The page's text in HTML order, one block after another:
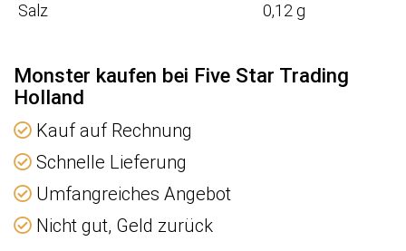
Salz
0,12 g
Monster kaufen bei Five Star Trading
Holland
Kauf auf Rechnung
Schnelle Lieferung
Umfangreiches Angebot
Nicht gut, Geld zurück